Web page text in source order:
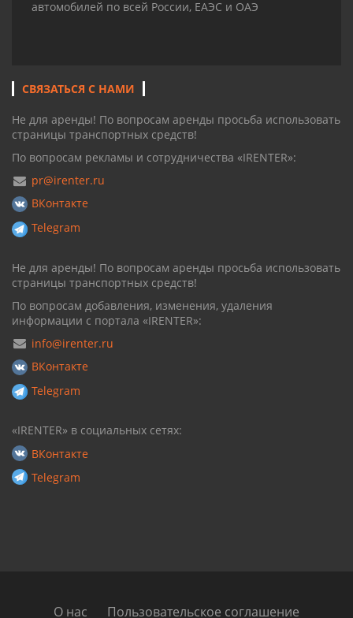
автомобилей по всей России, ЕАЭС и ОАЭ
СВЯЗАТЬСЯ С НАМИ
Не для аренды! По вопросам аренды просьба использовать
страницы транспортных средств!
По вопросам рекламы и сотрудничества «IRENTER»:
pr@irenter.ru
ВКонтакте
Telegram
Не для аренды! По вопросам аренды просьба использовать
страницы транспортных средств!
По вопросам добавления, изменения, удаления
информации с портала «IRENTER»:
info@irenter.ru
ВКонтакте
Telegram
«IRENTER» в социальных сетях:
ВКонтакте
Telegram
О нас Пользовательское соглашение